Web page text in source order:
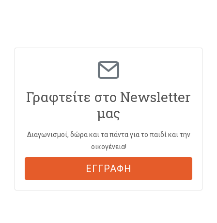
Γραφτείτε στο Newsletter
μας
Διαγωνισμοί, δώρα και τα πάντα για το παιδί και την
οικογένεια!
ΕΓΓΡΑΦΗ